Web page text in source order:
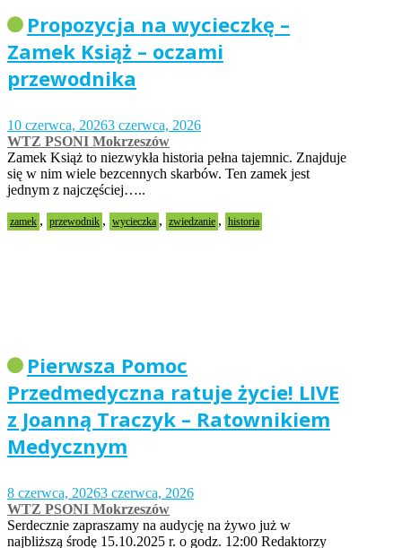
Propozycja na wycieczkę –
Zamek Książ – oczami
przewodnika
10 czerwca, 20263 czerwca, 2026
WTZ PSONI Mokrzeszów
Zamek Książ to niezwykła historia pełna tajemnic. Znajduje
się w nim wiele bezcennych skarbów. Ten zamek jest
jednym z najczęściej…..
zamek , przewodnik , wycieczka , zwiedzanie , historia
Pierwsza Pomoc
Przedmedyczna ratuje życie! LIVE
z Joanną Traczyk – Ratownikiem
Medycznym
8 czerwca, 20263 czerwca, 2026
WTZ PSONI Mokrzeszów
Serdecznie zapraszamy na audycję na żywo już w
najbliższą środę 15.10.2025 r. o godz. 12:00 Redaktorzy